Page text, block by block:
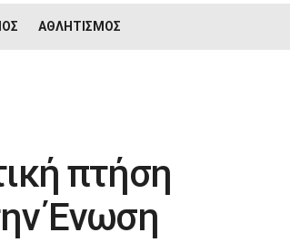
ΑΘΛΗΤΙΣΜΌΣ
πτήση
Ένωση